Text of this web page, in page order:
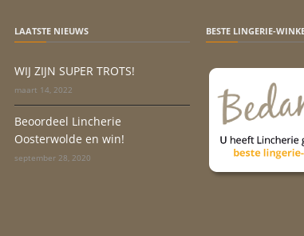
LAATSTE NIEUWS
WIJ ZIJN SUPER TROTS!
maart 14, 2022
Beoordeel Lincherie
Oosterwolde en win!
september 28, 2020
BESTE LINGERIE-